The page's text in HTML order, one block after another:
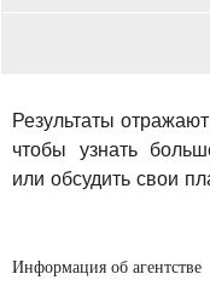
Результаты
чтобы узнать
или обсудить свои
Информация об агентстве